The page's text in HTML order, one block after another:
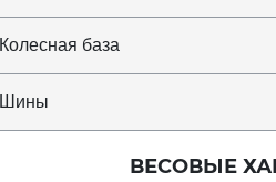
Колесная база
Шины
ВЕСОВЫЕ